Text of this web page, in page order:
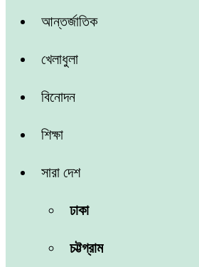
আন্তর্জাতিক
খেলাধুলা
বিনোদন
শিক্ষা
সারা দেশ
ঢাকা
চট্টগ্রাম